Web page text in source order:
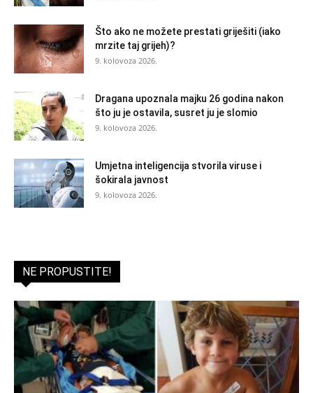
Što ako ne možete prestati griješiti (iako
mrzite taj grijeh)?
9. kolovoza 2026.
Dragana upoznala majku 26 godina nakon
što ju je ostavila, susret ju je slomio
9. kolovoza 2026.
Umjetna inteligencija stvorila viruse i
šokirala javnost
9. kolovoza 2026.
NE PROPUSTITE!